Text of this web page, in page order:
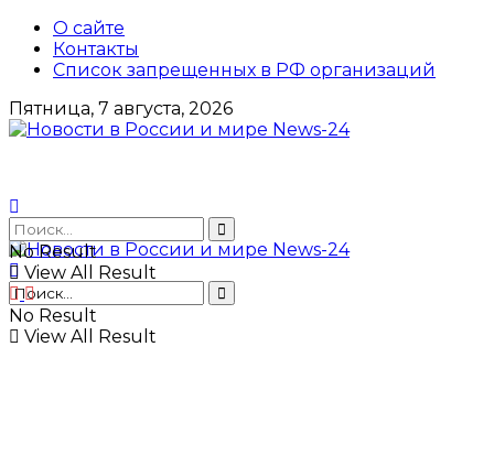
О сайте
Контакты
Список запрещенных в РФ организаций
Пятница, 7 августа, 2026
No Result
View All Result
No Result
View All Result